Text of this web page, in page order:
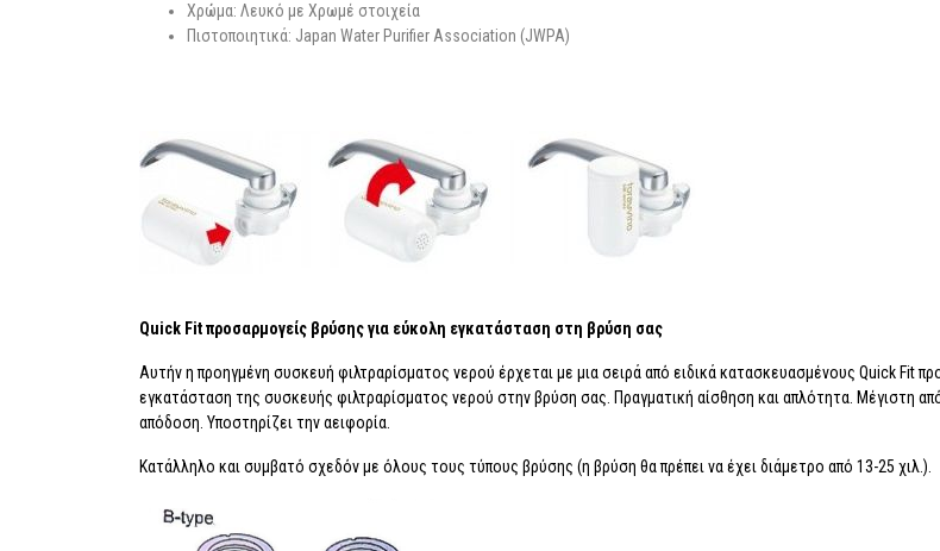
Χρώμα: Λευκό με Χρωμέ στοιχεία
Πιστοποιητικά: Japan Water Purifier Association (JWPA)
Quick Fit προσαρμογείς βρύσης για εύκολη εγκατάσταση στη βρύση σας
Αυτήν η προηγμένη συσκευή φιλτραρίσματος νερού έρχεται με μια σειρά από ειδικά κατασκευασμένους Quick Fit
εγκατάσταση της συσκευής φιλτραρίσματος νερού στην βρύση σας. Πραγματική αίσθηση και απλότητα. Μέγιστη
απόδοση. Υποστηρίζει την αειφορία.
Κατάλληλο και συμβατό σχεδόν με όλους τους τύπους βρύσης (η βρύση θα πρέπει να έχει διάμετρο από 13-25 χιλ.).